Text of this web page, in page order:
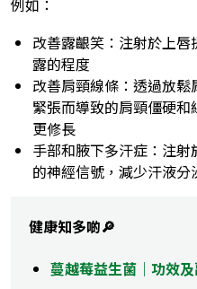
改善露齦笑：注射於上
露的程度
改善肩頸線條：透過放
緊張而導致的肩頸僵硬
更修長
手部和腋下多汗症：注
的神經信號，減少汗液分
健康知多啲🔎
蔓越莓益生菌｜功效